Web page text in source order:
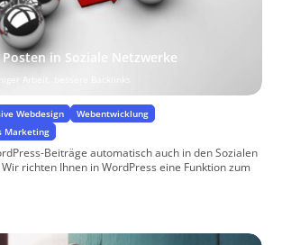
in Soziale Netzwerke
Arbeit, bessere Backlinks
Webdesign
Webentwicklung
Marketing
Beiträge automatisch auch in den Sozialen
richten Ihnen in WordPress eine Funktion zum